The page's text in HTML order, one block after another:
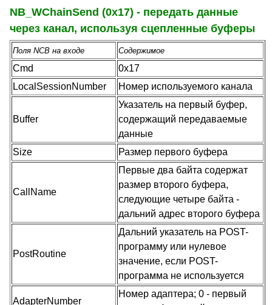
NB_WChainSend (0x17) - передать данные
через канал, используя сцепленные буферы
Поля NCB на входе Содержимое
Cmd
0x17
LocalSessionNumber
Номер используемого канала
Buffer
Указатель на первый буфер,
содержащий передаваемые
данные
Size
Размер первого буфера
CallName
Первые два байта содержат
размер второго буфера,
следующие четыре байта -
дальний адрес второго буфера
PostRoutine
Дальний указатель на POST-
программу или нулевое
значение, если POST-
программа не используется
AdapterNumber
Номер адаптера; 0 - первый